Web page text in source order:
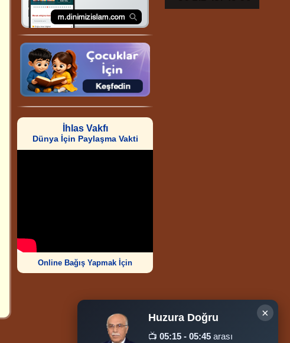
İhlas Vakfı
Dünya İçin Paylaşma Vakti
Online Bağış Yapmak İçin
Ziyaretçi Sayısı
252.004.072
×
Huzura Doğru
📺 05:15 - 05:45 arası